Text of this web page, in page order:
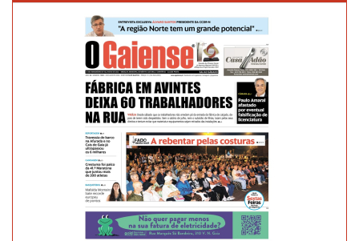
observar
eclipse
solar
esgotam
menos
horas
após
campanha